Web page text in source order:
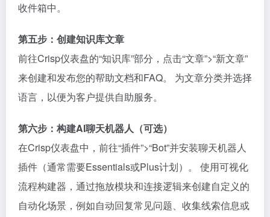
收件箱中。
第五步：创建知识库文章
前往Crisp仪表盘的“知识库”部分，点击“文章”>“新文章”
来创建和发布您的帮助文档和FAQ。 为文章分类并选择
语言，以便为客户提供自助服务。
第六步：构建AI聊天机器人（可选）
在Crisp仪表盘中，前往“插件”>“Bot”并安装聊天机器人
插件（通常需要Essentials或Plus计划）。 使用可视化
流程构建器，通过拖放模块和连接逻辑来创建自定义的
自动化场景，例如自动回复常见问题、收集线索信息或